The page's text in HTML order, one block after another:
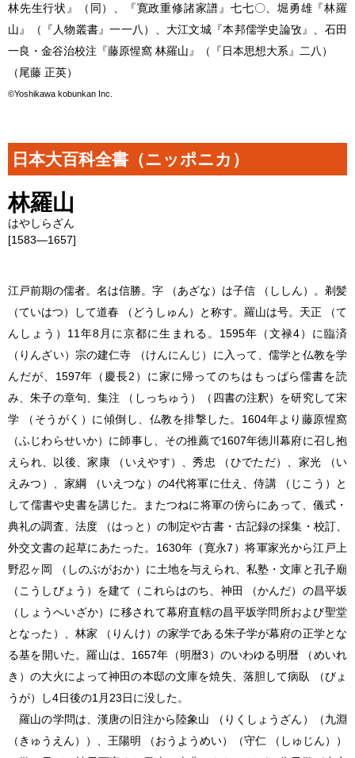
林先生行状』（同）、『寛政重修諸家譜』七七〇、堀勇雄『林羅
山』（『人物叢書』一一八）、大江文城『本邦儒学史論攷』、石田
一良・金谷治校注『藤原惺窩 林羅山』（『日本思想大系』二八）
（尾藤 正英）
©Yoshikawa kobunkan Inc.
日本大百科全書（ニッポニカ）
林羅山
はやしらざん
[1583―1657]
江戸前期の儒者。名は信勝。字 （あざな）は子信 （ししん）。剃髪
（ていはつ）して道春 （どうしゅん）と称す。羅山は号。天正 （て
んしょう）11年8月に京都に生まれる。1595年（文禄4）に臨済
（りんざい）宗の建仁寺 （けんにんじ）に入って、儒学と仏教を学
んだが、1597年（慶長2）に家に帰ってのちはもっぱら儒書を読
み、朱子の章句、集注 （しっちゅう）（四書の注釈）を研究して宋
学 （そうがく）に傾倒し、仏教を排撃した。1604年より藤原惺窩
（ふじわらせいか）に師事し、その推薦で1607年徳川幕府に召し抱
えられ、以後、家康 （いえやす）、秀忠 （ひでただ）、家光 （い
えみつ）、家綱 （いえつな）の4代将軍に仕え、侍講 （じこう）と
して儒書や史書を講じた。またつねに将軍の傍らにあって、儀式・
典礼の調査、法度 （はっと）の制定や古書・古記録の採集・校訂、
外交文書の起草にあたった。1630年（寛永7）将軍家光から江戸上
野忍ヶ岡 （しのぶがおか）に土地を与えられ、私塾・文庫と孔子廟
（こうしびょう）を建て（これらはのち、神田 （かんだ）の昌平坂
（しょうへいざか）に移されて幕府直轄の昌平坂学問所および聖堂
となった）、林家 （りんけ）の家学である朱子学が幕府の正学とな
る基を開いた。羅山は、1657年（明暦3）のいわゆる明暦 （めいれ
き）の大火によって神田の本邸の文庫を焼失、落胆して病臥 （びょ
うが）し4日後の1月23日に没した。
羅山の学問は、漢唐の旧注から陸象山 （りくしょうざん）（九淵
（きゅうえん））、王陽明 （おうようめい）（守仁 （しゅじん））